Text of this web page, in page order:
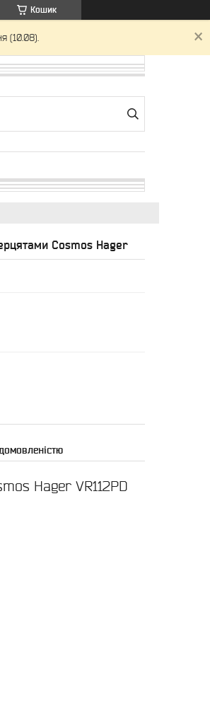
Кошик
(10.08).
Cosmos Hager
Hager VR112PD